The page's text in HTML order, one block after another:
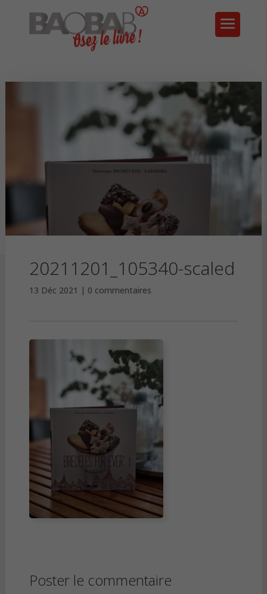
20211201_105340-scaled
13 Déc 2021 0 commentaires
Poster le commentaire